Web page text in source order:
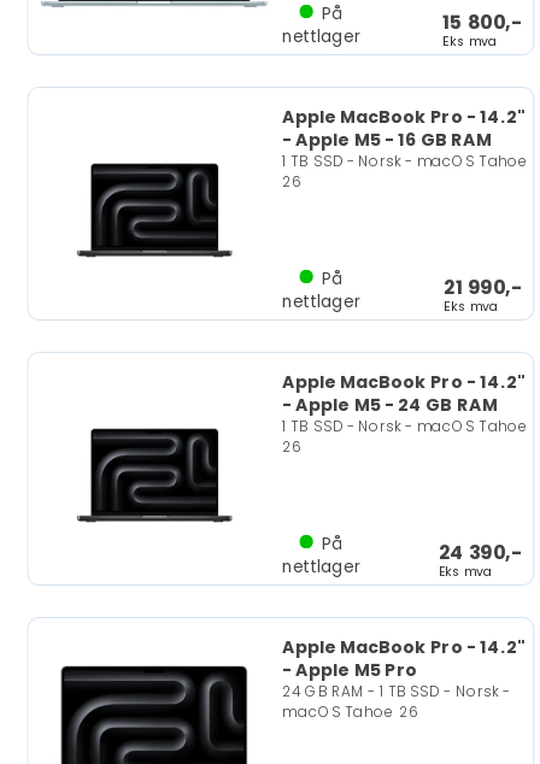
15 800,-
Eks mva
På
nettlager
Apple MacBook Pro - 14.2"
- Apple M5 - 16 GB RAM
1 TB SSD - Norsk - macOS Tahoe
26
21 990,-
Eks mva
På
nettlager
Apple MacBook Pro - 14.2"
- Apple M5 - 24 GB RAM
1 TB SSD - Norsk - macOS Tahoe
26
24 390,-
Eks mva
På
nettlager
Apple MacBook Pro - 14.2"
- Apple M5 Pro
24 GB RAM - 1 TB SSD - Norsk -
macOS Tahoe 26